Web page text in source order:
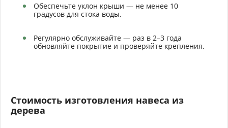
Обеспечьте уклон крыши — не менее 10
градусов для стока воды.
Регулярно обслуживайте — раз в 2–3 года
обновляйте покрытие и проверяйте крепления.
Стоимость изготовления навеса из
дерева